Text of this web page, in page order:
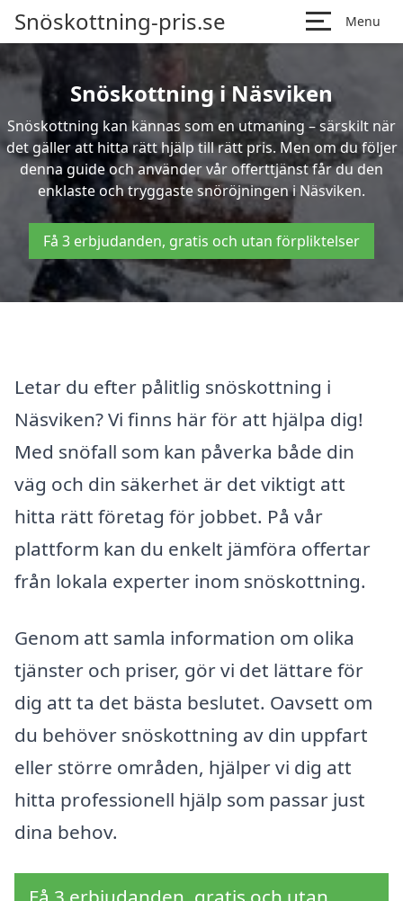
Snöskottning-pris.se Menu
Snöskottning i Näsviken
Snöskottning kan kännas som en utmaning – särskilt när
det gäller att hitta rätt hjälp till rätt pris. Men om du följer
denna guide och använder vår offerttjänst får du den
enklaste och tryggaste snöröjningen i Näsviken.
Få 3 erbjudanden, gratis och utan förpliktelser
Letar du efter pålitlig snöskottning i
Näsviken? Vi finns här för att hjälpa dig!
Med snöfall som kan påverka både din
väg och din säkerhet är det viktigt att
hitta rätt företag för jobbet. På vår
plattform kan du enkelt jämföra offertar
från lokala experter inom snöskottning.
Genom att samla information om olika
tjänster och priser, gör vi det lättare för
dig att ta det bästa beslutet. Oavsett om
du behöver snöskottning av din uppfart
eller större områden, hjälper vi dig att
hitta professionell hjälp som passar just
dina behov.